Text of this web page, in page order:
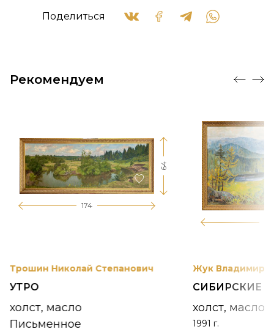
Поделиться
Рекомендуем
174
64
Трошин Николай Степанович
УТРО
холст, масло
Письменное
Жук Владимир
СИБИРСКИЕ
холст, масло
1991 г.